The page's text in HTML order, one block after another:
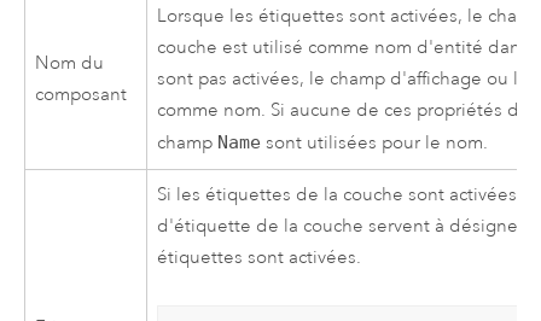
Nom du
composant
Lorsque les étiquettes sont activées, le
couche est utilisé comme nom d'entité dans
sont pas activées, le champ d'affichage ou
comme nom. Si aucune de ces propriétés de
champ Name sont utilisées pour le nom.
Si les étiquettes de la couche sont activées,
d'étiquette de la couche servent à désigner
étiquettes sont activées.